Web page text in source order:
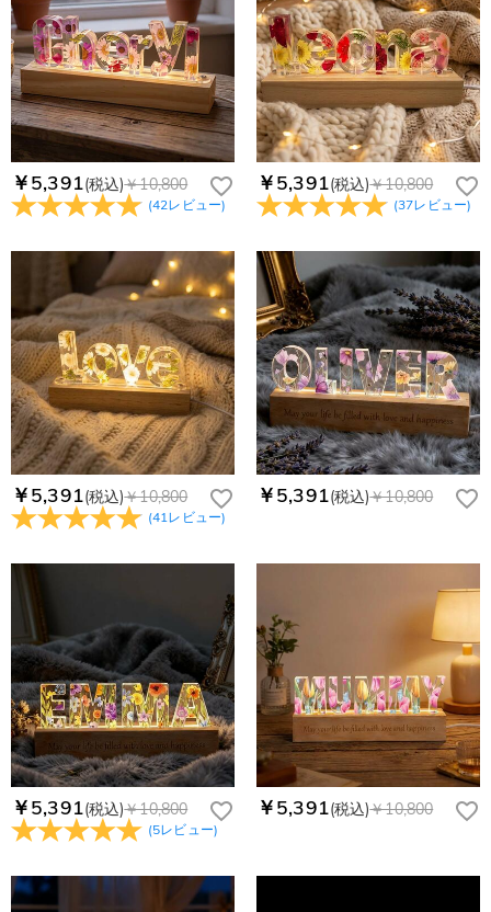
￥5,391(税込)￥10,800
(42レビュー)
￥5,391(税込)￥10,800
(37レビュー)
￥5,391(税込)￥10,800
(41レビュー)
￥5,391(税込)￥10,800
￥5,391(税込)￥10,800
(5レビュー)
￥5,391(税込)￥10,800